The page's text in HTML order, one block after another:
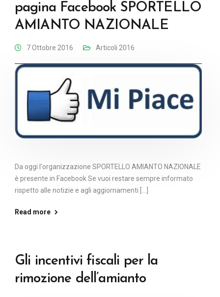
pagina Facebook SPORTELLO
AMIANTO NAZIONALE
7 Ottobre 2016 Articoli 2016
Da oggi l'organizzazione SPORTELLO AMIANTO NAZIONALE
è presente in Facebook Se vuoi restare sempre informato
rispetto alle notizie e agli aggiornamenti [...]
Read more
Gli incentivi fiscali per la
rimozione dell’amianto